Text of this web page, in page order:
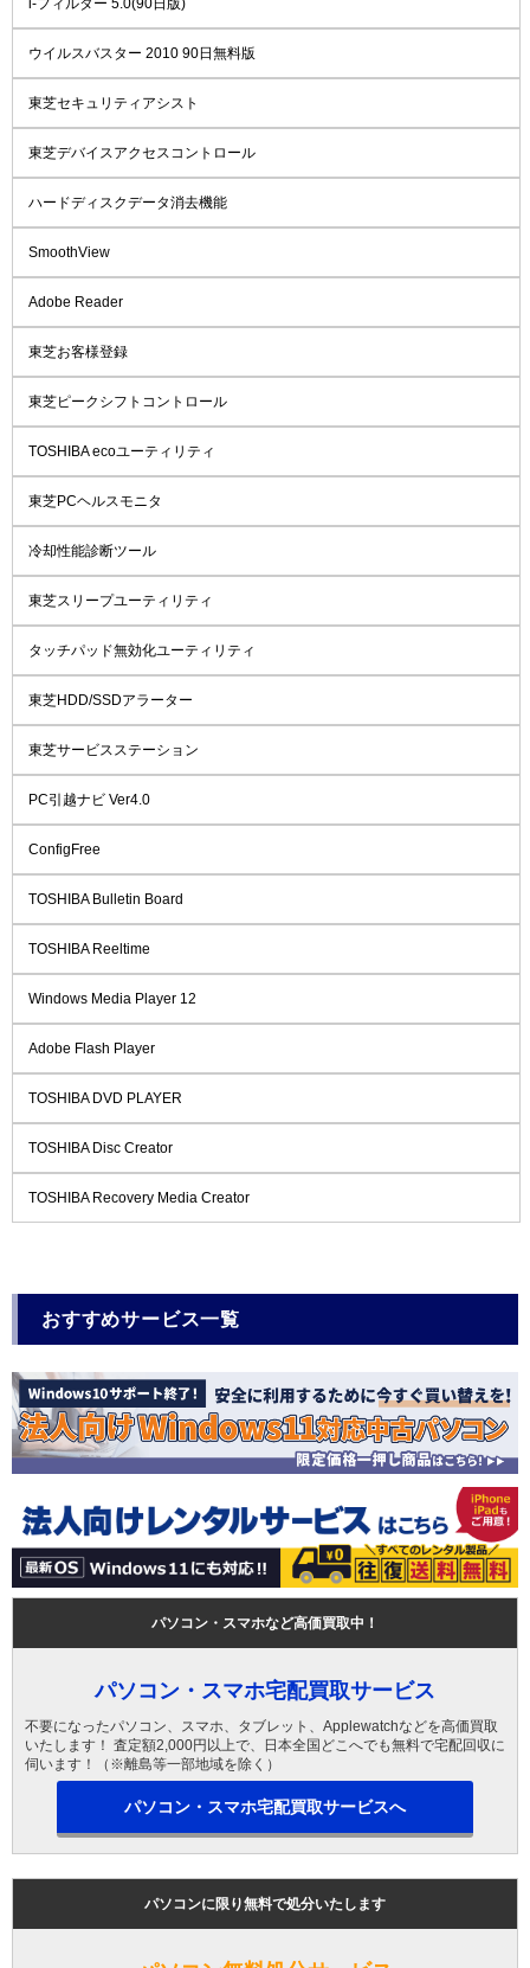
i-フィルター 5.0(90日版)
ウイルスバスター 2010 90日無料版
東芝セキュリティアシスト
東芝デバイスアクセスコントロール
ハードディスクデータ消去機能
SmoothView
Adobe Reader
東芝お客様登録
東芝ピークシフトコントロール
TOSHIBA ecoユーティリティ
東芝PCヘルスモニタ
冷却性能診断ツール
東芝スリープユーティリティ
タッチパッド無効化ユーティリティ
東芝HDD/SSDアラーター
東芝サービスステーション
PC引越ナビ Ver4.0
ConfigFree
TOSHIBA Bulletin Board
TOSHIBA Reeltime
Windows Media Player 12
Adobe Flash Player
TOSHIBA DVD PLAYER
TOSHIBA Disc Creator
TOSHIBA Recovery Media Creator
おすすめサービス一覧
パソコン・スマホなど高価買取中！
パソコン・スマホ宅配買取サービス
不要になったパソコン、スマホ、タブレット、Applewatchなどを高価買取
いたします！ 査定額2,000円以上で、日本全国どこへでも無料で宅配回収に
伺います！（※離島等一部地域を除く）
パソコン・スマホ宅配買取サービスへ
パソコンに限り無料で処分いたします